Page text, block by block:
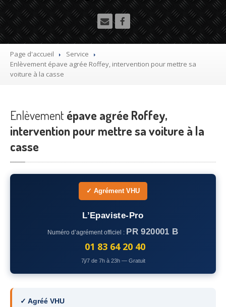
Camion
et Poids Lourd
Utilitaire
Démolisseuragrée VHU gratuit
Mettreà la casse sa voiture
Recyclagevoiture usagée gratuit
Destructionde voiture agréé
Rachatvoiture accidentée
– Seine-et-Marne
– Yvelines
92– Hauts-de-Seine
93 – Seine-Saint-Denis
Page d'accueil
Service
Enlèvement épave agrée Roffey, intervention pour mettre sa
voiture à la casse
Enlèvement épave agrée Roffey,
intervention pour mettre sa voiture à la
casse
✓ Agrément VHU
L’Epaviste-Pro
Numéro d’agrément officiel : PR 920001 B
01 83 64 20 40
7j/7 de 7h à 23h — Gratuit
✓ Agréé VHU